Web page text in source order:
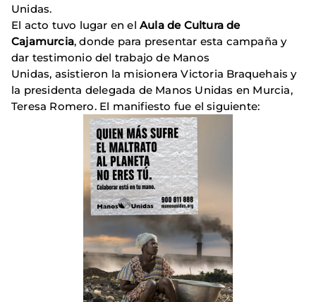
Unidas.
El acto tuvo lugar en el Aula de Cultura de
Cajamurcia, donde para presentar esta campaña y
dar testimonio del trabajo de Manos
Unidas, asistieron la misionera Victoria Braquehais y
la presidenta delegada de Manos Unidas en Murcia,
Teresa Romero. El manifiesto fue el siguiente: